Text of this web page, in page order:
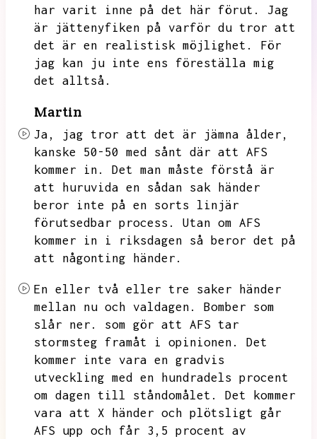
har varit inne på det här förut.
Jag
är jättenyfiken på varför du tror att
det är en realistisk möjlighet.
För
jag kan ju inte ens föreställa mig
det alltså.
Martin
Ja,
jag tror att det är jämna ålder,
kanske 50-50 med sånt där att AFS
kommer in.
Det man måste förstå är
att huruvida en sådan sak händer
beror inte på en sorts linjär
förutsedbar process.
Utan om AFS
kommer in i riksdagen så beror det på
att någonting händer.
En eller två eller tre saker händer
mellan nu och valdagen.
Bomber som
slår ner.
som gör att AFS tar
stormsteg framåt i opinionen.
Det
kommer inte vara en gradvis
utveckling med en hundradels procent
om dagen till ståndomålet.
Det kommer
vara att X händer och plötsligt går
AFS upp och får 3,5 procent av